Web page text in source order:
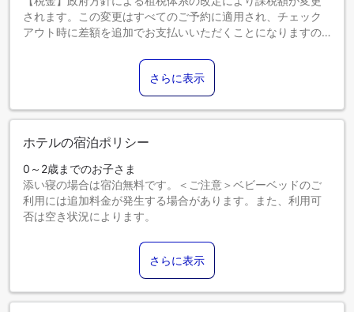
されます。この変更はすべてのご予約に適用され、チェック
アウト時に差額を追加でお支払いいただくことになりますの
さらに表示
ホテルの宿泊ポリシー
0～2歳までのお子さま
添い寝の場合は宿泊無料です。＜ご注意＞ベビーベッドのご
利用には追加料金が発生する場合があります。また、利用可
否は空き状況によります。
添い寝の場合は宿泊無料です。
13歳以上のゲストは大人とみなされます。
エキストラベッドの追加可否は、お部屋タイプにより異なり
ます。各部屋タイプ欄の記載をご確認ください。
さらに表示